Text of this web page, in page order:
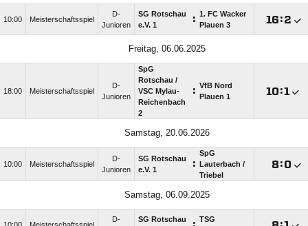
10:00 Meisterschaftsspiel
D-
Junioren
SG Rotschau
e.V. 1
: 1. FC Wacker
Plauen 3
:
Freitag, 06.06.2025
18:00 Meisterschaftsspiel
D-
Junioren
SpG
Rotschau /​
VSC Mylau-
Reichenbach
2
: VfB Nord
Plauen 1
:
Samstag, 20.06.2026
10:00 Meisterschaftsspiel
D-
Junioren
SG Rotschau
e.V. 1
:
SpG
Lauterbach /​
Triebel
:
Samstag, 06.09.2025
D-
SG Rotschau
TSG